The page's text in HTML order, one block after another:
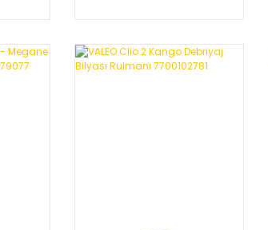
Sepete Ekle